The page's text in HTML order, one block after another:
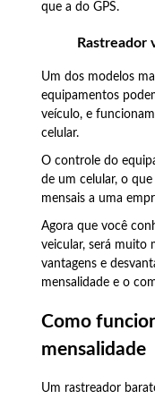
que a do GPS.
Rastreador
Um dos modelos
equipamentos
veículo, e
celular.
O controle do
de um celular, o
mensais a uma
Agora que você
veicular, será muito
vantagens e
mensalidade e o
Como
mensalidade
Um rastreador